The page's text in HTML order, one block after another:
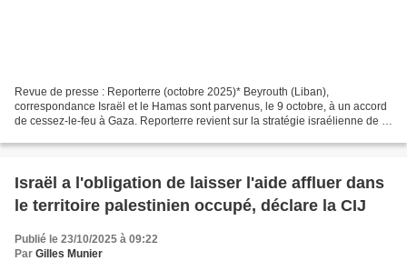
Revue de presse : Reporterre (octobre 2025)* Beyrouth (Liban),
correspondance Israël et le Hamas sont parvenus, le 9 octobre, à un accord
de cessez-le-feu à Gaza. Reporterre revient sur la stratégie israélienne de la
Israël a l'obligation de laisser l'aide affluer dans
le territoire palestinien occupé, déclare la CIJ
Publié le 23/10/2025 à 09:22
Par Gilles Munier